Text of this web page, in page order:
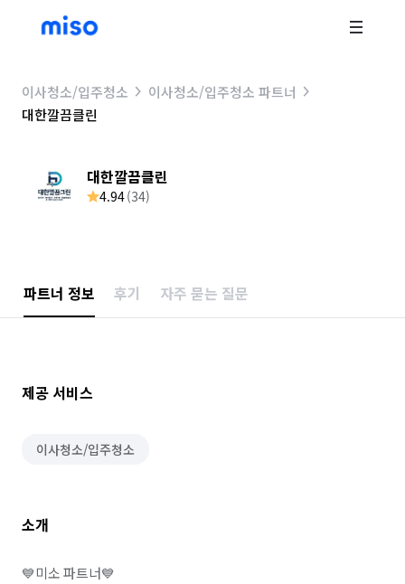
이사청소/입주청소
이사청소/입주청소 파트너
대한깔끔클린
대한깔끔클린
4.94(34)
파트너 정보 후기 자주 묻는 질문
제공 서비스
이사청소/입주청소
소개
💙미소 파트너💙